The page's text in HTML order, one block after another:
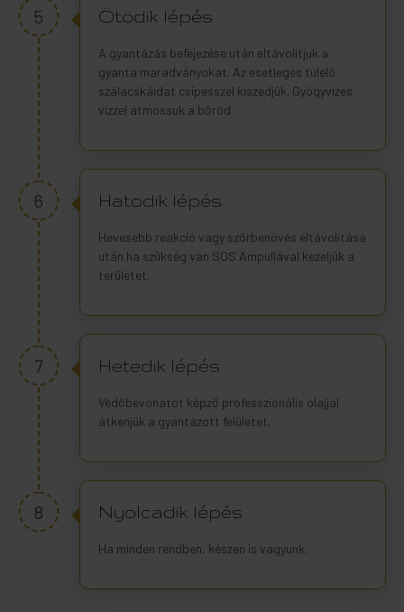
Ötödik lépés
A gyantázás befejezése után eltávolítjuk a
gyanta maradványokat. Az esetleges túlélő
szálacskáidat csipesszel kiszedjük. Gyógyvizes
vízzel átmossuk a bőröd.
5
Hatodik lépés
Hevesebb reakcíó vagy szőrbenövés eltávolítása
után ha szükség van SOS Ampullával kezeljük a
területet.
6
Hetedik lépés
Védőbevonatot képző professzionális olajjal
átkenjük a gyantázott felületet.
7
Nyolcadik lépés
Ha minden rendben, készen is vagyunk.
8